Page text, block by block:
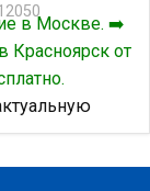
в Москве. ➡️
Красноярск от
товара Вы